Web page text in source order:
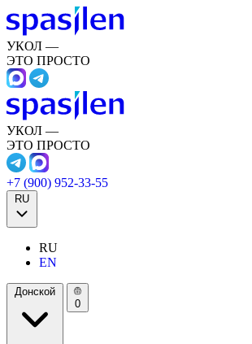
УКОЛ —
ЭТО ПРОСТО
УКОЛ —
ЭТО ПРОСТО
+7 (900) 952-33-55
RU
RU
EN
Донской
0